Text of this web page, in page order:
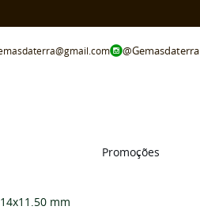
@Gemasdaterra
Promoções
mm